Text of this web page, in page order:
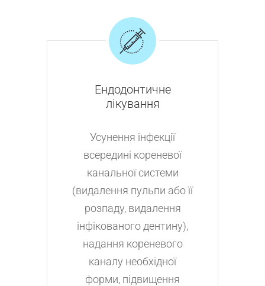
Ендодонтичне
лікування
Усунення інфекції
всередині кореневої
канальної системи
(видалення пульпи або її
розпаду, видалення
інфікованого дентину),
надання кореневого
каналу необхідної
форми, підвищення